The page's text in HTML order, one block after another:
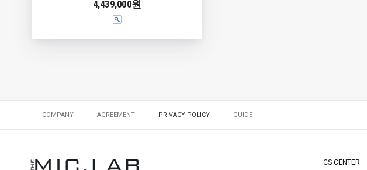
4,439,000원
COMPANY AGREEMENT PRIVACY POLICY GUIDE
CS CENTER